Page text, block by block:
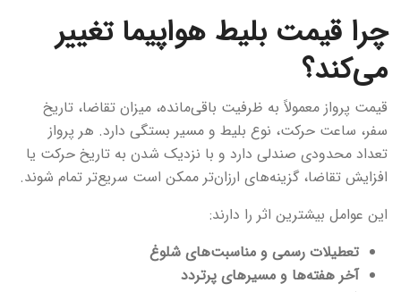
چرا قیمت بلیط هواپیما تغییر
می‌کند؟
قیمت پرواز معمولاً به ظرفیت باقی‌مانده، میزان تقاضا، تاریخ
سفر، ساعت حرکت، نوع بلیط و مسیر بستگی دارد. هر پرواز
تعداد محدودی صندلی دارد و با نزدیک شدن به تاریخ حرکت یا
افزایش تقاضا، گزینه‌های ارزان‌تر ممکن است سریع‌تر تمام شوند.
این عوامل بیشترین اثر را دارند:
تعطیلات رسمی و مناسبت‌های شلوغ
آخر هفته‌ها و مسیرهای پرتردد